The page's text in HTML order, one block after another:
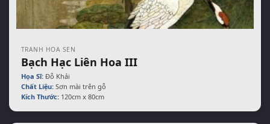
TRANH HOA SEN
Bạch Hạc Liên Hoa III
Họa Sĩ:Đỗ Khải
Chất Liệu:Sơn mài trên gỗ
Kích Thước:120cm x 80cm